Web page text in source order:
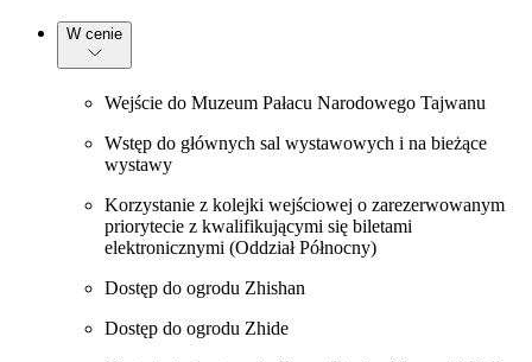
W cenie
Wejście do Muzeum Pałacu Narodowego Tajwanu
Wstęp do głównych sal wystawowych i na bieżące
wystawy
Korzystanie z kolejki wejściowej o zarezerwowanym
priorytecie z kwalifikującymi się biletami
elektronicznymi (Oddział Północny)
Dostęp do ogrodu Zhishan
Dostęp do ogrodu Zhide